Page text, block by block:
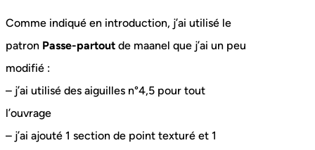
Comme indiqué en introduction, j’ai utilisé le
patron Passe-partout de maanel que j’ai un peu
modifié :
– j’ai utilisé des aiguilles n°4,5 pour tout
l’ouvrage
– j’ai ajouté 1 section de point texturé et 1